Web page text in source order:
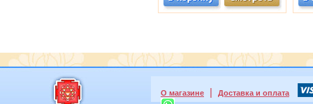
О магазине Доставка и оплата